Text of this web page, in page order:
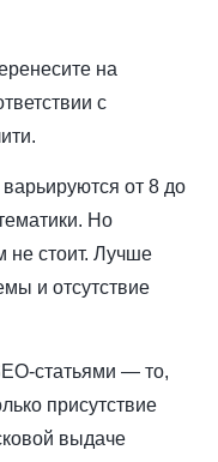
на
с
от 8 до
Но
не стоит. Лучше
и отсутствие
статьями — то,
присутствие
выдаче